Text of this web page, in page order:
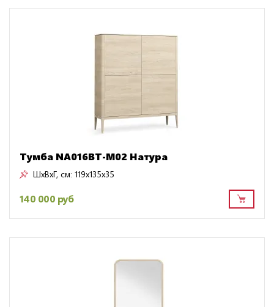
Тумба NA016BT-M02 Натура
ШxВxГ, см: 119x135x35
140 000 руб